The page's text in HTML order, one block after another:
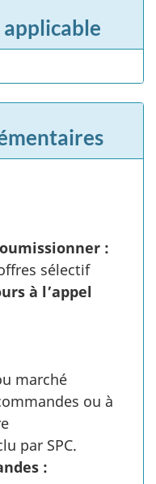
:
sélectif
à l’appel
marché
ou à
par SPC.
: